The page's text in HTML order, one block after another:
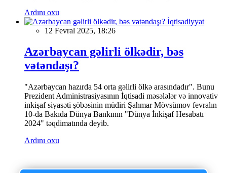
Ardını oxu
İqtisadiyyat
12 Fevral 2025, 18:26
Azərbaycan gəlirli ölkədir, bəs
vətəndaşı?
"Azərbaycan hazırda 54 orta gəlirli ölkə arasındadır". Bunu
Prezident Administrasiyasının İqtisadi məsələlər və innovativ
inkişaf siyasəti şöbəsinin müdiri Şahmar Mövsümov fevralın
10-da Bakıda Dünya Bankının "Dünya İnkişaf Hesabatı
2024" təqdimatında deyib.
Ardını oxu